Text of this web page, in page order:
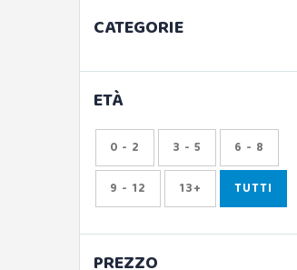
CATEGORIE
ETÀ
0 - 2 3 - 5 6 - 8
9 - 12 13+ TUTTI
PREZZO